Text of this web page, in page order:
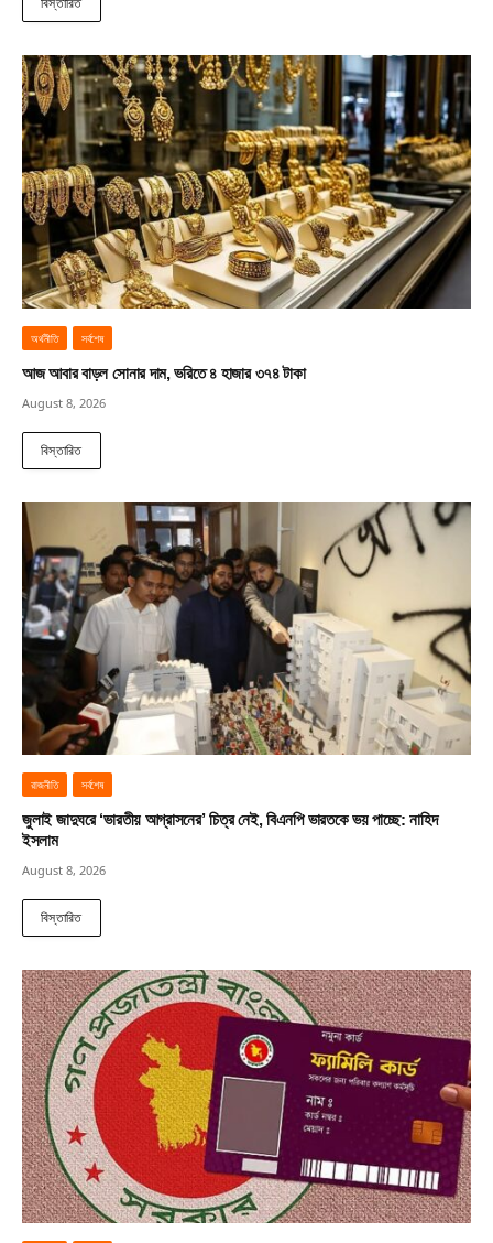
অর্থনীতি সর্বশেষ
আজ আবার বাড়ল সোনার দাম, ভরিতে ৪ হাজার ৩৭৪ টাকা
August 8, 2026
বিস্তারিত
রাজনীতি সর্বশেষ
জুলাই জাদুঘরে ‘ভারতীয় আগ্রাসনের’ চিত্র নেই, বিএনপি ভারতকে ভয় পাচ্ছে: নাহিদ
ইসলাম
August 8, 2026
বিস্তারিত